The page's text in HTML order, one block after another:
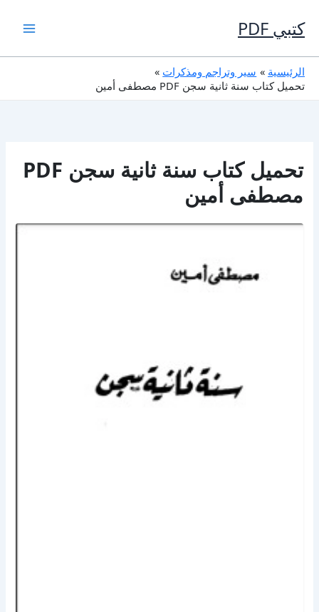
إلى
المحتوى
كتبي PDF
الرئيسية
سير وتراجم ومذكرات
تحميل كتاب سنة ثانية سجن PDF مصطفى أمين
تحميل كتاب سنة ثانية سجن PDF
مصطفى أمين